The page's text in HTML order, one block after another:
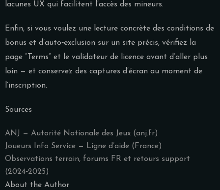
lacunes UX qui facilitent l’accès des mineurs.
Enfin, si vous voulez une lecture concrète des conditions de
bonus et d’auto‑exclusion sur un site précis, vérifiez la
page “Terms” et le validateur de licence avant d’aller plus
loin — et conservez des captures d’écran au moment de
l’inscription.
Sources
ANJ — Autorité Nationale des Jeux (anj.fr)
Joueurs Info Service — Ligne d’aide (France)
Observations terrain, forums FR et retours support
(2024‑2025)
About the Author